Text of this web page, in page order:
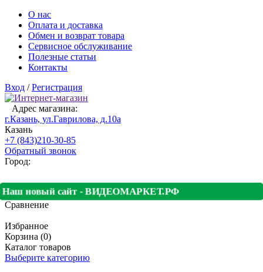
О нас
Оплата и доставка
Обмен и возврат товара
Сервисное обслуживание
Полезные статьи
Контакты
Вход /Регистрация
Адрес магазина:
г.Казань, ул.Гаврилова, д.10а
Казань
+7 (843)210-30-85
Обратный звонок
Город:
Наш новый сайт - ВИДЕОМАРКЕТ.РФ
Сравнение
Избранное
Корзина (0)
Каталог товаров
Выберите категорию